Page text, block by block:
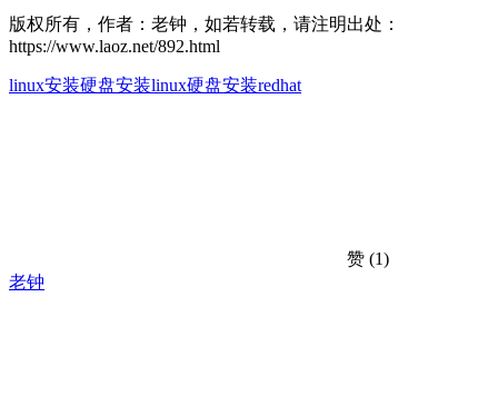
版权所有，作者：老钟，如若转载，请注明出处：
https://www.laoz.net/892.html
linux安装硬盘安装linux硬盘安装redhat
赞 (1)
老钟